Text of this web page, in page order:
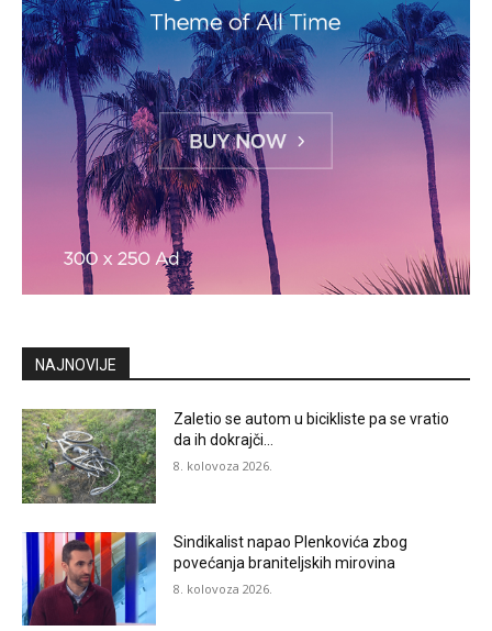
NAJNOVIJE
Zaletio se autom u bicikliste pa se vratio
da ih dokrajči…
8. kolovoza 2026.
Sindikalist napao Plenkovića zbog
povećanja braniteljskih mirovina
8. kolovoza 2026.